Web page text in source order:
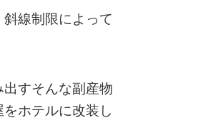
線制限によって
すそんな副産物
ホテルに改装し